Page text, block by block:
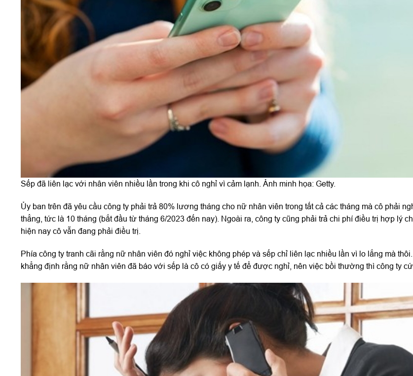
Sếp đã liên lạc với nhân viên nhiều lần trong khi cô nghỉ vì cảm lạnh. Ảnh minh họa: Getty.
Ủy ban trên đã yêu cầu công ty phải trả 80% lương tháng cho nữ nhân viên trong tất cả các tháng mà cô phải
thẳng, tức là 10 tháng (bắt đầu từ tháng 6/2023 đến nay). Ngoài ra, công ty cũng phải trả chi phí điều trị hợp lý
hiện nay cô vẫn đang phải điều trị.
Phía công ty tranh cãi rằng nữ nhân viên đó nghỉ việc không phép và sếp chỉ liên lạc nhiều lần vì lo lắng mà
khẳng định rằng nữ nhân viên đã báo với sếp là cô có giấy y tế để được nghỉ, nên việc bồi thường thì công ty cứ